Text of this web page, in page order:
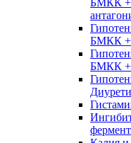
БМКК +
БМКК +